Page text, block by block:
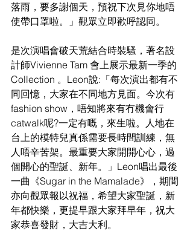
落雨，要多謝個天，預祝下次見你地唔
使帶口罩啦。」觀眾立即歡呼認同。
是次演唱會破天荒結合時裝騷，著名設
計師Vivienne Tam 會上展示最新一季的
Collection 。Leon說:「每次演出都有不
同回憶，大家在不同地方見面。今次有
fashion show，唔知將來有冇機會行
catwalk呢?一定有嘅，來生啦。人地在
台上的模特兒真係需要長時間訓練，無
人唔辛苦架。最重要大家開開心心，過
個開心的聖誕、新年。」Leon唱出最後
一曲《Sugar in the Mamalade》，期間
亦向觀眾報以祝福，希望大家聖誕，新
年都快樂，更提早跟大家拜早年，祝大
家恭喜發財，大吉大利。